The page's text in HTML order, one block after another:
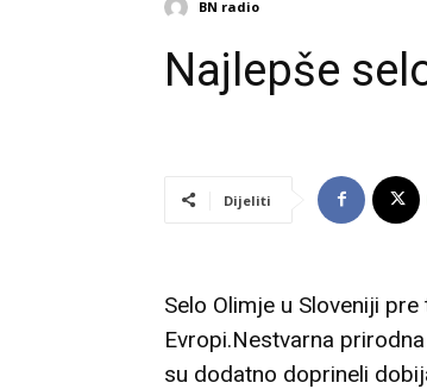
BN radio
Najlepše
Dijeliti
Selo Olimje u Sloveniji
Evropi.Nestvarna
su dodatno doprineli